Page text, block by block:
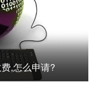
,怎么申请?